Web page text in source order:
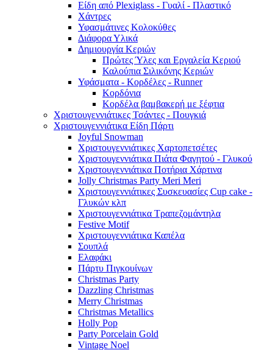
Είδη από Plexiglass - Γυαλί - Πλαστικό
Χάντρες
Υφασμάτινες Κολοκύθες
Διάφορα Υλικά
Δημιουργία Κεριών
Πρώτες Ύλες και Εργαλεία Κεριού
Καλούπια Σιλικόνης Κεριών
Υφάσματα - Κορδέλες - Runner
Κορδόνια
Κορδέλα βαμβακερή με ξέφτια
Χριστουγεννιάτικες Τσάντες - Πουγκιά
Χριστουγεννιάτικα Είδη Πάρτι
Joyful Snowman
Χριστουγεννιάτικες Χαρτοπετσέτες
Χριστουγεννιάτικα Πιάτα Φαγητού - Γλυκού
Χριστουγεννιάτικα Ποτήρια Χάρτινα
Jolly Christmas Party Meri Meri
Χριστουγεννιάτικες Συσκευασίες Cup cake -
Γλυκών κλπ
Χριστουγεννιάτικα Τραπεζομάντηλα
Festive Motif
Χριστουγεννιάτικα Καπέλα
Σουπλά
Ελαφάκι
Πάρτυ Πιγκουίνων
Christmas Party
Dazzling Christmas
Merry Christmas
Christmas Metallics
Holly Pop
Party Porcelain Gold
Vintage Noel